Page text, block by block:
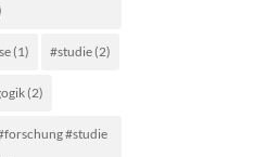
(1) #studie(2)
(2)
#studie